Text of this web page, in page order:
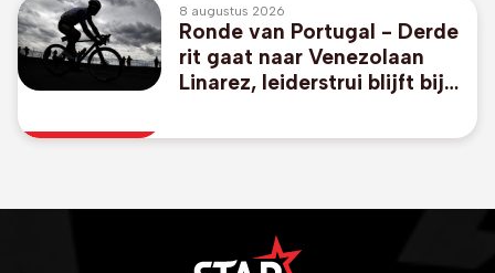
8 augustus 2026
Ronde van Portugal - Derde
rit gaat naar Venezolaan
Linarez, leiderstrui blijft bij